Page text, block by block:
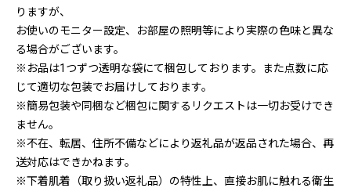
りますが、
お使いのモニター設定、お部屋の照明等により実際の色味と異な
る場合がございます。
※お品は1つずつ透明な袋にて梱包しております。また点数に応
じて適切な包装でお届けしております。
※簡易包装や同梱など梱包に関するリクエストは一切お受けでき
ません。
※不在、転居、住所不備などにより返礼品が返品された場合、再
送対応はできかねます。
※下着肌着（取り扱い返礼品）の特性上、直接お肌に触れる衛生